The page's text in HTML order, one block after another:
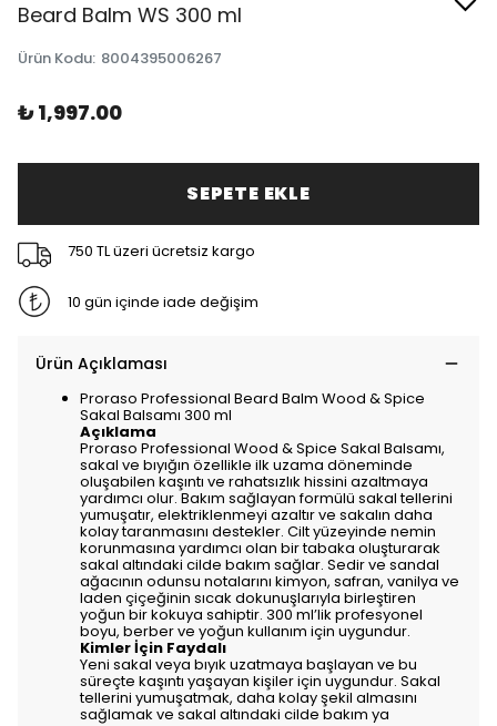
Beard Balm WS 300 ml
Ürün Kodu: 8004395006267
₺ 1,997.00
SEPETE EKLE
750 TL üzeri ücretsiz kargo
10 gün içinde iade değişim
Ürün Açıklaması
Proraso Professional Beard Balm Wood & Spice
Sakal Balsamı 300 ml
Açıklama
Proraso Professional Wood & Spice Sakal Balsamı,
sakal ve bıyığın özellikle ilk uzama döneminde
oluşabilen kaşıntı ve rahatsızlık hissini azaltmaya
yardımcı olur. Bakım sağlayan formülü sakal tellerini
yumuşatır, elektriklenmeyi azaltır ve sakalın daha
kolay taranmasını destekler. Cilt yüzeyinde nemin
korunmasına yardımcı olan bir tabaka oluşturarak
sakal altındaki cilde bakım sağlar. Sedir ve sandal
ağacının odunsu notalarını kimyon, safran, vanilya ve
laden çiçeğinin sıcak dokunuşlarıyla birleştiren
yoğun bir kokuya sahiptir. 300 ml’lik profesyonel
boyu, berber ve yoğun kullanım için uygundur.
Kimler İçin Faydalı
Yeni sakal veya bıyık uzatmaya başlayan ve bu
süreçte kaşıntı yaşayan kişiler için uygundur. Sakal
tellerini yumuşatmak, daha kolay şekil almasını
sağlamak ve sakal altındaki cilde bakım ya